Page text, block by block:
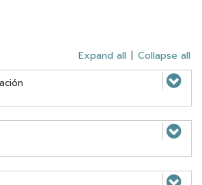
Expand all | Collapse all